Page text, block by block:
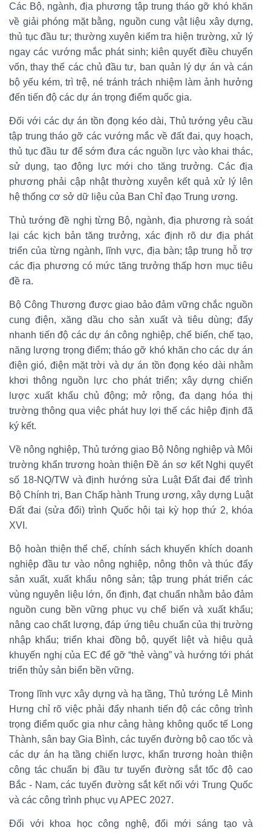
Các Bộ, ngành, địa phương tập trung tháo gỡ khó khăn
về giải phóng mặt bằng, nguồn cung vật liệu xây dựng,
thủ tục đầu tư; thường xuyên kiểm tra hiện trường, xử lý
ngay các vướng mắc phát sinh; kiên quyết điều chuyển
vốn, thay thế các chủ đầu tư, ban quản lý dự án và cán
bộ yếu kém, trì trệ, né tránh trách nhiệm làm ảnh hưởng
đến tiến độ các dự án trọng điểm quốc gia.
Đối với các dự án tồn đọng kéo dài, Thủ tướng yêu cầu
tập trung tháo gỡ các vướng mắc về đất đai, quy hoạch,
thủ tục đầu tư để sớm đưa các nguồn lực vào khai thác,
sử dụng, tạo động lực mới cho tăng trưởng. Các địa
phương phải cập nhật thường xuyên kết quả xử lý lên
hệ thống cơ sở dữ liệu của Ban Chỉ đạo Trung ương.
Thủ tướng đề nghị từng Bộ, ngành, địa phương rà soát
lại các kịch bản tăng trưởng, xác định rõ dư địa phát
triển của từng ngành, lĩnh vực, địa bàn; tập trung hỗ trợ
các địa phương có mức tăng trưởng thấp hơn mục tiêu
đề ra.
Bộ Công Thương được giao bảo đảm vững chắc nguồn
cung điện, xăng dầu cho sản xuất và tiêu dùng; đẩy
nhanh tiến độ các dự án công nghiệp, chế biến, chế tạo,
năng lượng trọng điểm; tháo gỡ khó khăn cho các dự án
điện gió, điện mặt trời và dự án tồn đọng kéo dài nhằm
khơi thông nguồn lực cho phát triển; xây dựng chiến
lược xuất khẩu chủ động; mở rộng, đa dạng hóa thị
trường thông qua việc phát huy lợi thế các hiệp định đã
ký kết.
Về nông nghiệp, Thủ tướng giao Bộ Nông nghiệp và Môi
trường khẩn trương hoàn thiện Đề án sơ kết Nghị quyết
số 18-NQ/TW và định hướng sửa Luật Đất đai để trình
Bộ Chính trị, Ban Chấp hành Trung ương, xây dựng Luật
Đất đai (sửa đổi) trình Quốc hội tại kỳ họp thứ 2, khóa
XVI.
Bộ hoàn thiện thể chế, chính sách khuyến khích doanh
nghiệp đầu tư vào nông nghiệp, nông thôn và thúc đẩy
sản xuất, xuất khẩu nông sản; tập trung phát triển các
vùng nguyên liệu lớn, ổn định, đạt chuẩn nhằm bảo đảm
nguồn cung bền vững phục vụ chế biến và xuất khẩu;
nâng cao chất lượng, đáp ứng tiêu chuẩn của thị trường
nhập khẩu; triển khai đồng bộ, quyết liệt và hiệu quả
khuyến nghị của EC để gỡ “thẻ vàng” và hướng tới phát
triển thủy sản biển bền vững.
Trong lĩnh vực xây dựng và hạ tầng, Thủ tướng Lê Minh
Hưng chỉ rõ việc phải đẩy nhanh tiến độ các công trình
trọng điểm quốc gia như cảng hàng không quốc tế Long
Thành, sân bay Gia Bình, các tuyến đường bộ cao tốc và
các dự án hạ tầng chiến lược, khẩn trương hoàn thiện
công tác chuẩn bị đầu tư tuyến đường sắt tốc độ cao
Bắc - Nam, các tuyến đường sắt kết nối với Trung Quốc
và các công trình phục vụ APEC 2027.
Đối với khoa học công nghệ, đổi mới sáng tạo và